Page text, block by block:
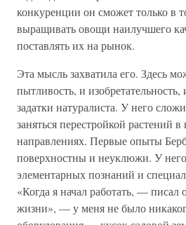
конкуренции он сможет только в
выращивать овощи наилучшего
поставлять их на рынок.
Эта мысль захватила его. Здесь
пытливость, и
задатки натуралиста. У него
заняться перестройкой растений
направлениях. Первые опыты
поверхностны и неуклюжи. У
элементарных познаний и
«Когда я начал работать, —
жизни», — у меня не было